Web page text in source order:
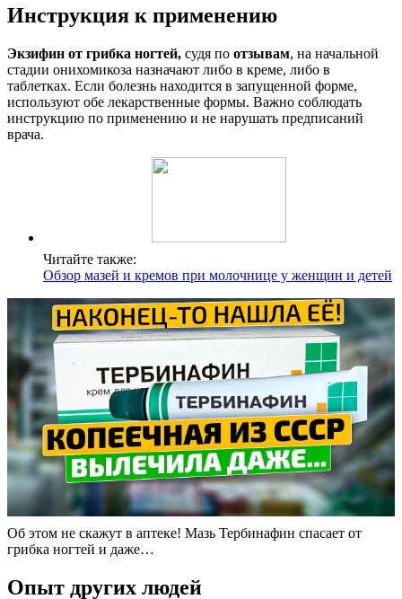
Инструкция к применению
Экзифин от грибка ногтей, судя по отзывам, на начальной
стадии онихомикоза назначают либо в креме, либо в
таблетках. Если болезнь находится в запущенной форме,
используют обе лекарственные формы. Важно соблюдать
инструкцию по применению и не нарушать предписаний
врача.
Читайте также:
Обзор мазей и кремов при молочнице у женщин и детей
Об этом не скажут в аптеке! Мазь Тербинафин спасает от
грибка ногтей и даже…
Опыт других людей